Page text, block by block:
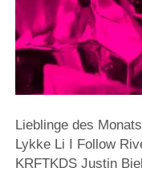
Lieblinge des
Lykke Li I Follow
KRFTKDS Justin